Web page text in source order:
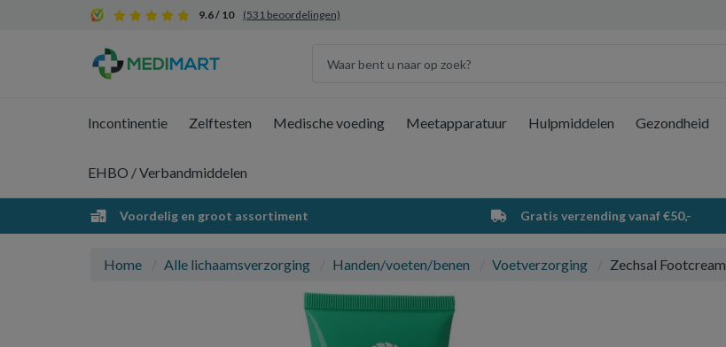
9.6 / 10 (531 beoordelingen)
Incontinentie Zelftesten Medische voeding Meetapparatuur Hulpmiddelen Gezondheid
EHBO / Verbandmiddelen
Voordelig en groot assortiment Gratis verzending vanaf €50,-
Home Alle lichaamsverzorging Handen/voeten/benen Voetverzorging Zechsal Footcream